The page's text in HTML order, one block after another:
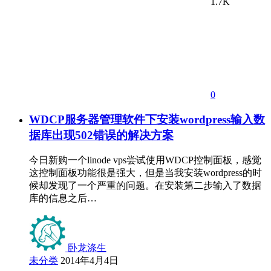
0
WDCP服务器管理软件下安装wordpress输入数
据库出现502错误的解决方案
今日新购一个linode vps尝试使用WDCP控制面板，感觉
这控制面板功能很是强大，但是当我安装wordpress的时
候却发现了一个严重的问题。在安装第二步输入了数据
库的信息之后…
卧龙涤生
未分类 2014年4月4日